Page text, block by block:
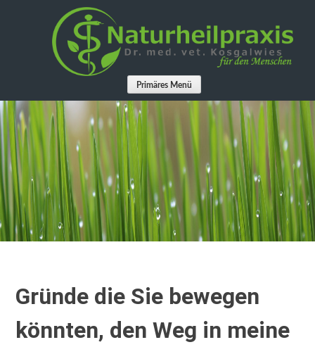
Primäres Menü
Gründe die Sie bewegen
könnten, den Weg in meine